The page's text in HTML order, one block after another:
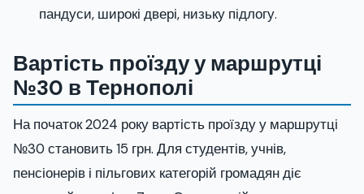
пандуси, широкі двері, низьку підлогу.
Вартість проїзду у маршрутці
№30 в Тернополі
На початок 2024 року вартість проїзду у маршрутці
№30 становить 15 грн. Для студентів, учнів,
пенсіонерів і пільгових категорій громадян діє